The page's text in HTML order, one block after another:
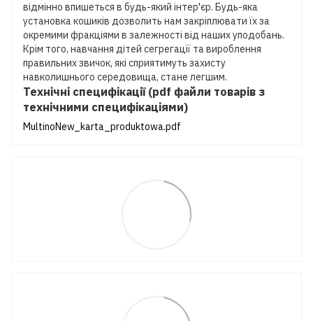
відмінно впишеться в будь-який інтер'єр. Будь-яка
установка кошиків дозволить нам закріплювати їх за
окремими фракціями в залежності від наших уподобань.
Крім того, навчання дітей сегрегації та вироблення
правильних звичок, які сприятимуть захисту
навколишнього середовища, стане легшим.
Технічні специфікації (pdf файли товарів з
технічними специфікаціями)
MultinoNew_karta_produktowa.pdf